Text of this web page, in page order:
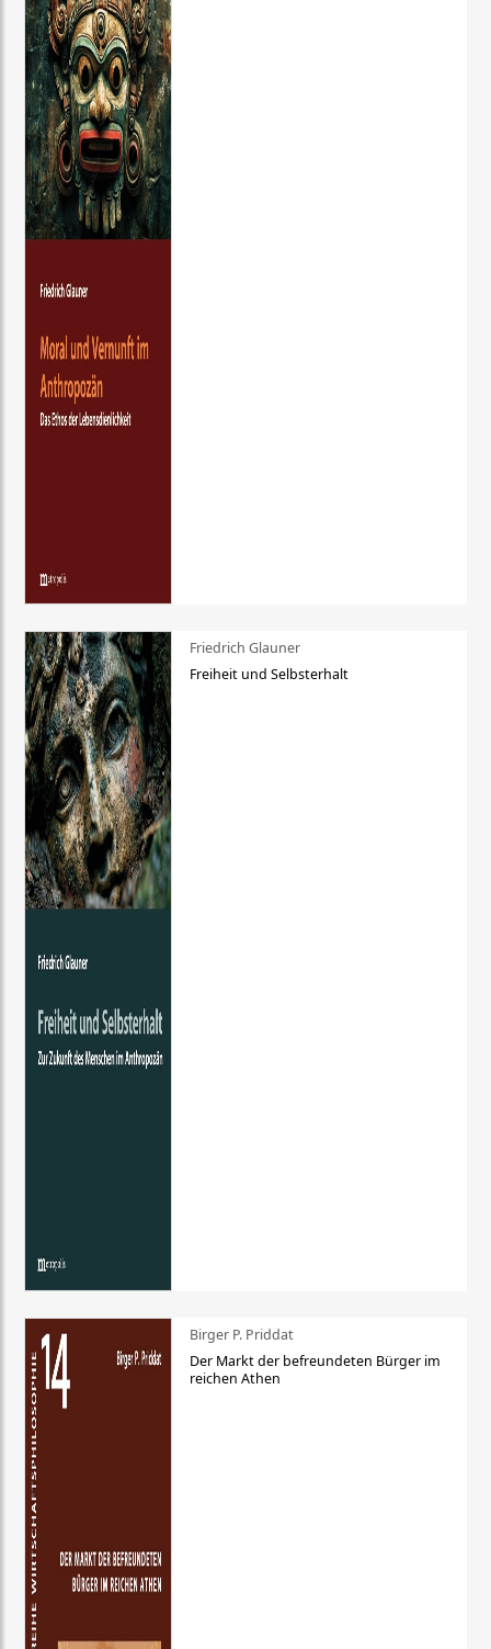
Friedrich Glauner
Freiheit und Selbsterhalt
Birger P. Priddat
Der Markt der befreundeten Bürger im
reichen Athen